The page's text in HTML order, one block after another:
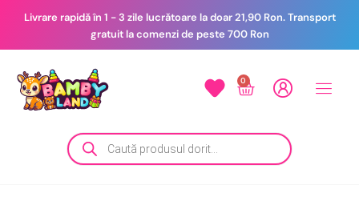
Livrare rapidă în 1 - 3 zile lucrătoare la doar 21,90 Ron. Transport
gratuit la comenzi de peste 700 Ron
0